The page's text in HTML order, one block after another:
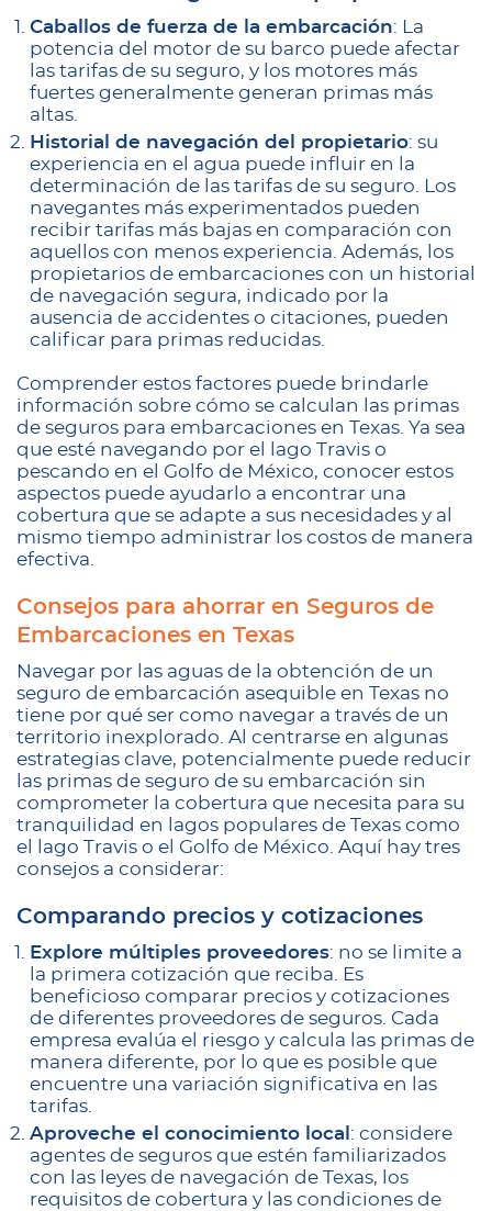
Caballos de fuerza de la embarcación: La
potencia del motor de su barco puede afectar
las tarifas de su seguro, y los motores más
fuertes generalmente generan primas más
altas.
Historial de navegación del propietario: su
experiencia en el agua puede influir en la
determinación de las tarifas de su seguro. Los
navegantes más experimentados pueden
recibir tarifas más bajas en comparación con
aquellos con menos experiencia. Además, los
propietarios de embarcaciones con un historial
de navegación segura, indicado por la
ausencia de accidentes o citaciones, pueden
calificar para primas reducidas.
Comprender estos factores puede brindarle
información sobre cómo se calculan las primas
de seguros para embarcaciones en Texas. Ya sea
que esté navegando por el lago Travis o
pescando en el Golfo de México, conocer estos
aspectos puede ayudarlo a encontrar una
cobertura que se adapte a sus necesidades y al
mismo tiempo administrar los costos de manera
efectiva.
Consejos para ahorrar en Seguros de
Embarcaciones en Texas
Navegar por las aguas de la obtención de un
seguro de embarcación asequible en Texas no
tiene por qué ser como navegar a través de un
territorio inexplorado. Al centrarse en algunas
estrategias clave, potencialmente puede reducir
las primas de seguro de su embarcación sin
comprometer la cobertura que necesita para su
tranquilidad en lagos populares de Texas como
el lago Travis o el Golfo de México. Aquí hay tres
consejos a considerar:
Comparando precios y cotizaciones
Explore múltiples proveedores: no se limite a
la primera cotización que reciba. Es
beneficioso comparar precios y cotizaciones
de diferentes proveedores de seguros. Cada
empresa evalúa el riesgo y calcula las primas de
manera diferente, por lo que es posible que
encuentre una variación significativa en las
tarifas.
Aproveche el conocimiento local : considere
agentes de seguros que estén familiarizados
con las leyes de navegación de Texas, los
requisitos de cobertura y las condiciones de